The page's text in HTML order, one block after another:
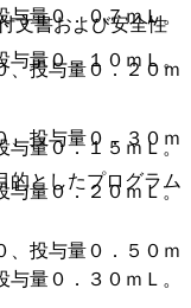
量０．０７ｍＬ。
量０．１０ｍＬ。
量０．１５ｍＬ。
量０．２０ｍＬ。
量０．３０ｍＬ。
投与量０．２０ｍ
投与量０．３０ｍ
投与量０．５０ｍ
文書および安全性
としたプログラム